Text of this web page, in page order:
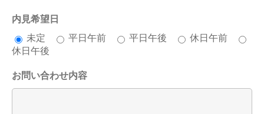
内見希望日
未定
平日午前 平日午後
休日午前
休日午後
お問い合わせ内容